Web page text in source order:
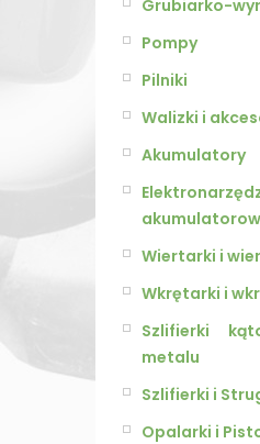
Grubiarko-
Pompy
Pilniki
Walizki i
Akumulatory
Wiertarki i
Wkrętarki i
Szlifierki
metalu
Szlifierki i
Opalarki i